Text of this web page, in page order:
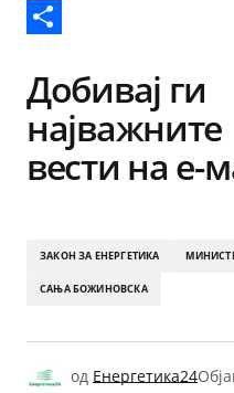
Reddit
Добивај ги
најважните
вести на е-
ЗАКОН ЗА ЕНЕРГЕТИКА
САЊА БОЖИНОВСКА
од Енергетика24